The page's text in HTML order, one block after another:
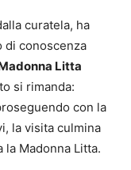
curatela, ha
di conoscenza
Litta
si rimanda:
con la
la visita culmina
Madonna Litta.